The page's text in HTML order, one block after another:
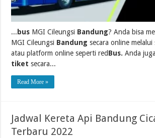
... bus MGI Cileungsi Bandung? Anda bisa
MGI Cileungsi Bandung secara online
atau platform online seperti redBus. Anda
tiket secara...
Read More »
Jadwal Kereta Api Bandung
Terbaru 2022